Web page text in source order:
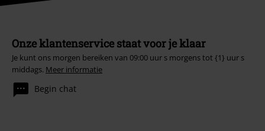
Onze klantenservice staat voor je klaar
Je kunt ons morgen bereiken van 09:00 uur s morgens tot {1} uur s
middags. Meer informatie
Begin chat